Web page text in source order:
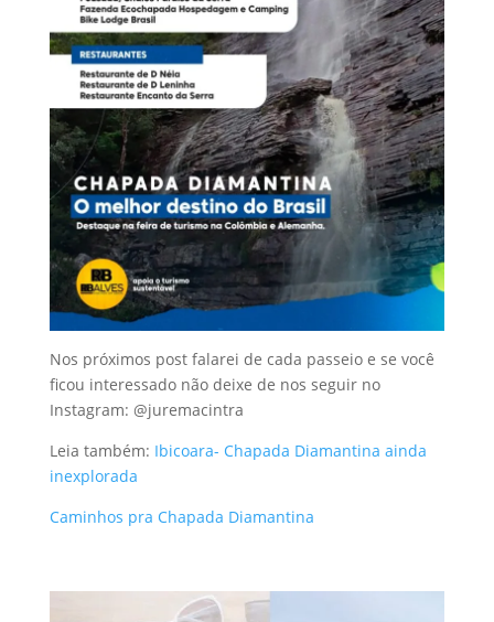
Nos próximos post falarei de cada passeio e se você
ficou interessado não deixe de nos seguir no
Instagram: @juremacintra
Leia também: Ibicoara- Chapada Diamantina ainda
inexplorada
Caminhos pra Chapada Diamantina